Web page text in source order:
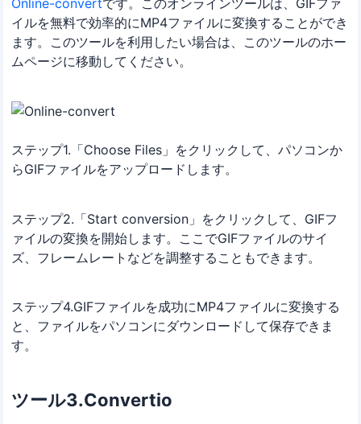
Online-convertです。このオンラインツールは、GIFファ
イルを無料で効率的にMP4ファイルに変換することができ
ます。このツールを利用したい場合は、このツールのホー
ムページに移動してください。
ステップ1.「Choose Files」をクリックして、パソコンか
らGIFファイルをアップロードします。
ステップ2.「Start conversion」をクリックして、GIFフ
ァイルの変換を開始します。ここでGIFファイルのサイ
ズ、フレームレートなどを調整することもできます。
ステップ4.GIFファイルを成功にMP4ファイルに変換する
と、ファイルをパソコンにダウンロードして保存できま
す。
ツール3.Convertio